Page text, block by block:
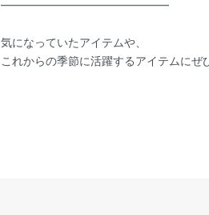
━━━━━━━━━━━━━━━
気になっていたアイテムや、
これからの季節に活躍するアイテムにぜ